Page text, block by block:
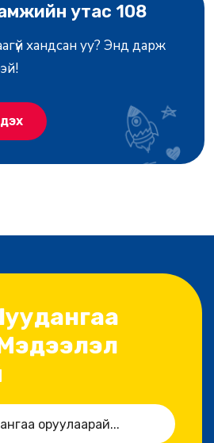
утас 108
хандсан уу? Энд дарж
Мэдээлэл